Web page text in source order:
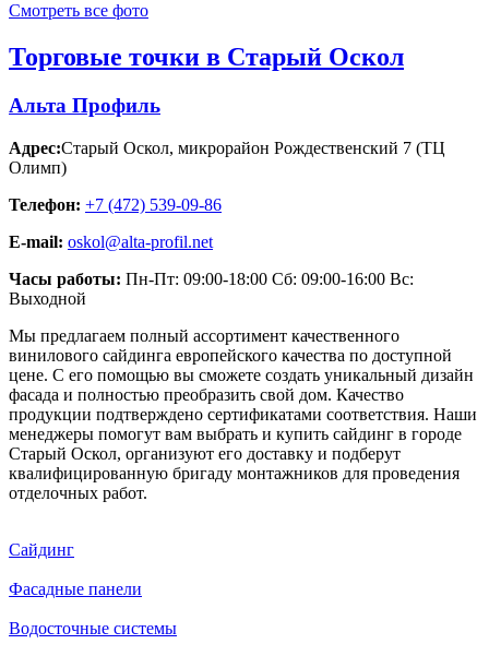
Смотреть все фото
Торговые точки в Старый Оскол
Альта Профиль
Адрес:Старый Оскол, микрорайон Рождественский 7 (ТЦ
Олимп)
Телефон: +7 (472) 539-09-86
E-mail: oskol@alta-profil.net
Часы работы: Пн-Пт: 09:00-18:00 Сб: 09:00-16:00 Вс:
Выходной
Мы предлагаем полный ассортимент качественного
винилового сайдинга европейского качества по доступной
цене. С его помощью вы сможете создать уникальный дизайн
фасада и полностью преобразить свой дом. Качество
продукции подтверждено сертификатами соответствия. Наши
менеджеры помогут вам выбрать и купить сайдинг в городе
Старый Оскол, организуют его доставку и подберут
квалифицированную бригаду монтажников для проведения
отделочных работ.
Сайдинг
Фасадные панели
Водосточные системы